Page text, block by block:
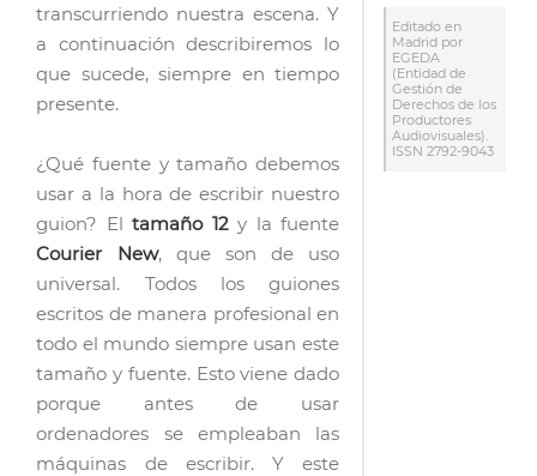
transcurriendo nuestra escena. Y
a continuación describiremos lo
que sucede, siempre en tiempo
presente.
¿Qué fuente y tamaño debemos
usar a la hora de escribir nuestro
guion? Eltamaño 12y la fuente
Courier New, que son de uso
universal. Todos los guiones
escritos de manera profesional en
todo el mundo siempre usan este
tamaño y fuente. Esto viene dado
porque antes de usar
ordenadores se empleaban las
máquinas de escribir. Y este
Editado en
Madrid por
EGEDA
(Entidad de
Gestión de
Derechos de los
Productores
Audiovisuales).
ISSN 2792-9043